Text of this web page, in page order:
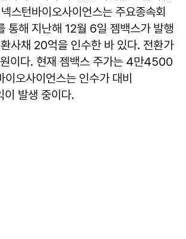
스턴바이오사이언스는 주요종속회
통해 지난해 12월 6일 젬백스가 발행
사채 20억을 인수한 바 있다. 전환가
이다. 현재 젬백스 주가는 4만4500
오사이언스는 인수가 대비
발생 중이다.